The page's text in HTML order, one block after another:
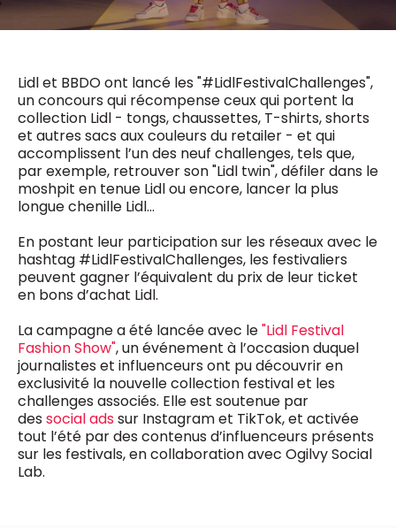
Lidl et BBDO ont lancé les "#LidlFestivalChallenges",
un concours qui récompense ceux qui portent la
collection Lidl - tongs, chaussettes, T-shirts, shorts
et autres sacs aux couleurs du retailer - et qui
accomplissent l’un des neuf challenges, tels que,
par exemple, retrouver son "Lidl twin", défiler dans le
moshpit en tenue Lidl ou encore, lancer la plus
longue chenille Lidl...
En postant leur participation sur les réseaux avec le
hashtag #LidlFestivalChallenges, les festivaliers
peuvent gagner l’équivalent du prix de leur ticket
en bons d’achat Lidl.
La campagne a été lancée avec le"Lidl Festival
Fashion Show", un événement à l’occasion duquel
journalistes et influenceurs ont pu découvrir en
exclusivité la nouvelle collection festival et les
challenges associés. Elle est soutenue par
des social adssur Instagram et TikTok, et activée
tout l’été par des contenus d’influenceurs présents
sur les festivals, en collaboration avec Ogilvy Social
Lab.
0498 88 64 89
f.bouchar@mm.be
Chief Editor
Griet Byl
0475 97 12 57
g.byl@mm.be
Chief Editor
Damien Lemaire
0477 37 31 65
d.lemaire@mm.be
Daily
Freemium
access
5 x week
MM e - News
1 x week
MM Brunch
1 x week
MM Tech
10 x year
10 x year
MM Blue
4 x year
MM Magazine
(digital)
Des questions ?